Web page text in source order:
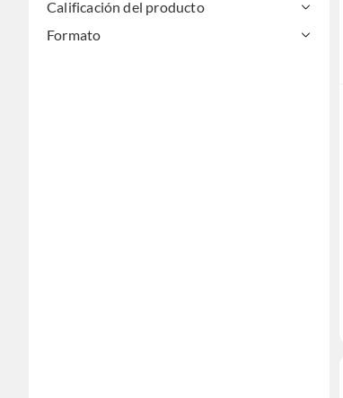
Calificación del producto
Formato